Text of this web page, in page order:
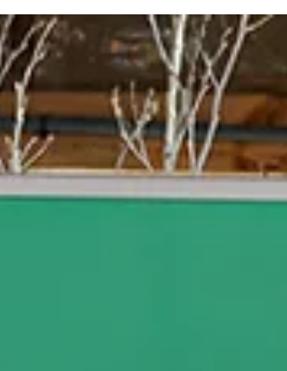
konkrētāk - kategorijā "Vārdiskās preču
zīmes". Šajā nominācijā izšķirošu lomu spēlē
preču zīmes unikālums, oriģinalitāte un
grafiskā noformējuma izteiksmība, kā arī tās
atbilstība gan produktam, gan
uzņēmējdarbības nozarei. Žūrijas komisijas
pārstāve uzsver, ka spēcīgai preču zīmei ir
jābūt ne tikai viegli atmiņā paliekošai un
uztveramai patērētājiem,